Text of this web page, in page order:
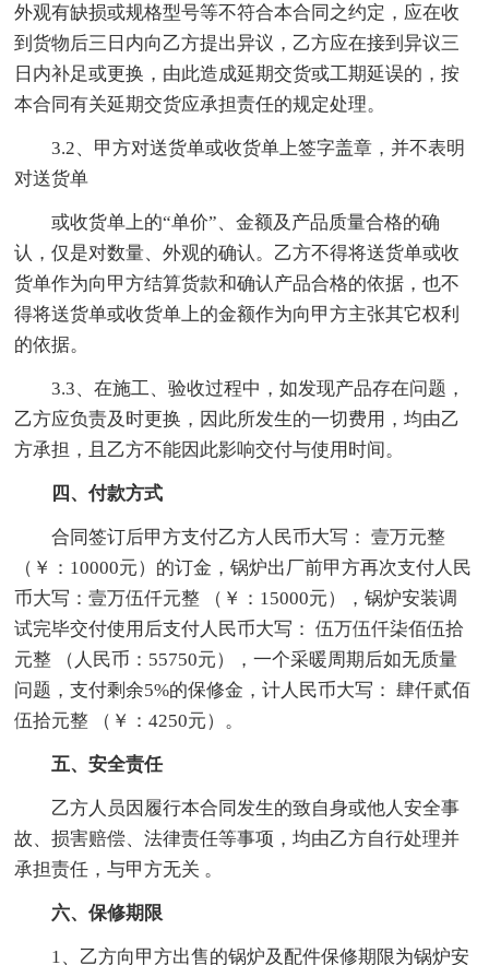
外观有缺损或规格型号等不符合本合同之约定，应在收
到货物后三日内向乙方提出异议，乙方应在接到异议三
日内补足或更换，由此造成延期交货或工期延误的，按
本合同有关延期交货应承担责任的规定处理。
3.2、甲方对送货单或收货单上签字盖章，并不表明
对送货单
或收货单上的“单价”、金额及产品质量合格的确
认，仅是对数量、外观的确认。乙方不得将送货单或收
货单作为向甲方结算货款和确认产品合格的依据，也不
得将送货单或收货单上的金额作为向甲方主张其它权利
的依据。
3.3、在施工、验收过程中，如发现产品存在问题，
乙方应负责及时更换，因此所发生的一切费用，均由乙
方承担，且乙方不能因此影响交付与使用时间。
四、付款方式
合同签订后甲方支付乙方人民币大写： 壹万元整
（￥：10000元）的订金，锅炉出厂前甲方再次支付人民
币大写：壹万伍仟元整 （￥：15000元），锅炉安装调
试完毕交付使用后支付人民币大写： 伍万伍仟柒佰伍拾
元整 （人民币：55750元），一个采暖周期后如无质量
问题，支付剩余5%的保修金，计人民币大写： 肆仟贰佰
伍拾元整 （￥：4250元）。
五、安全责任
乙方人员因履行本合同发生的致自身或他人安全事
故、损害赔偿、法律责任等事项，均由乙方自行处理并
承担责任，与甲方无关 。
六、保修期限
1、乙方向甲方出售的锅炉及配件保修期限为锅炉安